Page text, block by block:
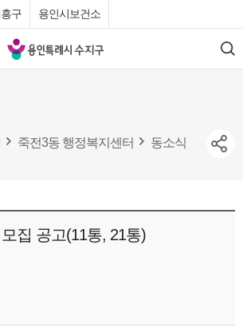
구 용인시보건소
용
인
수
청
검
색
죽전3동 행정복지센터 동소식
집 공고(11통, 21통)